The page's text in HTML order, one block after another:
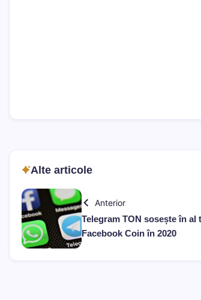
Alte articole
Anterior
Telegram TON sosește în
Facebook Coin în 2020